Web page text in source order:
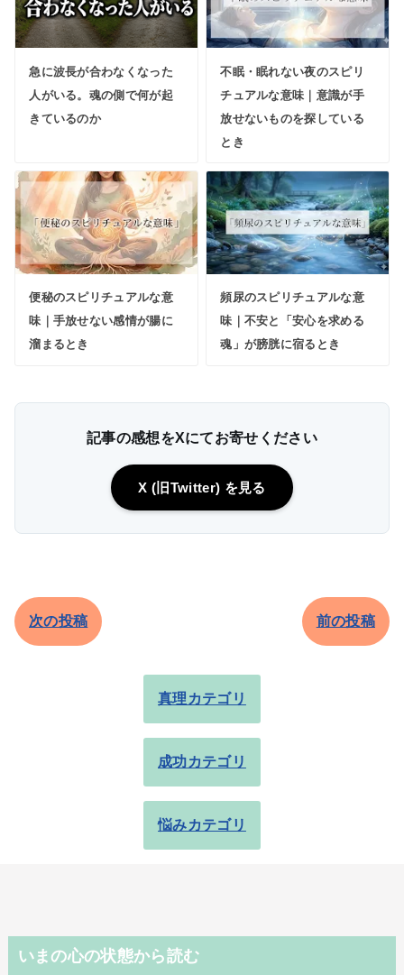
急に波長が合わなくなった
人がいる。魂の側で何が起
きているのか
不眠・眠れない夜のスピリ
チュアルな意味｜意識が手
放せないものを探している
とき
便秘のスピリチュアルな意
味｜手放せない感情が腸に
溜まるとき
頻尿のスピリチュアルな意
味｜不安と「安心を求める
魂」が膀胱に宿るとき
記事の感想をXにてお寄せください
X (旧Twitter) を見る
次の投稿 前の投稿
真理カテゴリ
成功カテゴリ
悩みカテゴリ
いまの心の状態から読む